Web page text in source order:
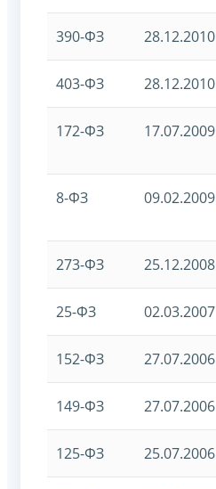
390-ФЗ 28.12.2010
403-ФЗ 28.12.2010
172-ФЗ 17.07.2009
8-ФЗ 09.02.2009
273-ФЗ 25.12.2008
25-ФЗ 02.03.2007
152-ФЗ 27.07.2006
149-ФЗ 27.07.2006
125-ФЗ 25.07.2006